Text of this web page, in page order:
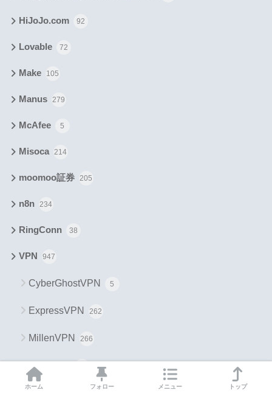
HiJoJo.com 92
Lovable 72
Make 105
Manus 279
McAfee 5
Misoca 214
moomoo証券 205
n8n 234
RingConn 38
VPN 947
CyberGhostVPN 5
ExpressVPN 262
MillenVPN 266
NordVPN
SurfSharkVPN
ホーム フォロー メニュー トップ